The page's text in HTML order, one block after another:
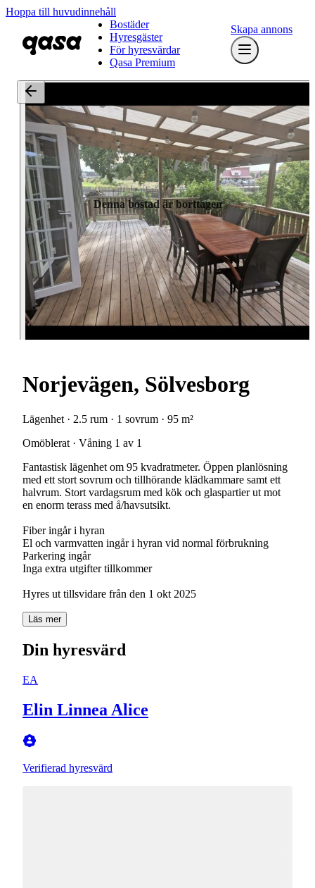
Hoppa till huvudinnehåll
Bostäder
Hyresgäster
För hyresvärdar
Qasa Premium
Skapa annons
Denna bostad är borttagen
Norjevägen, Sölvesborg
Lägenhet · 2.5 rum · 1 sovrum · 95 m²
Omöblerat · Våning 1 av 1
Fantastisk lägenhet om 95 kvadratmeter. Öppen planlösning
med ett stort sovrum och tillhörande klädkammare samt ett
halvrum. Stort vardagsrum med kök och glaspartier ut mot
en enorm terass med å/havsutsikt.
Fiber ingår i hyran
El och varmvatten ingår i hyran vid normal förbrukning
Parkering ingår
Inga extra utgifter tillkommer
Hyres ut tillsvidare från den 1 okt 2025
Läs mer
Din hyresvärd
EA
Elin Linnea Alice
Verifierad hyresvärd